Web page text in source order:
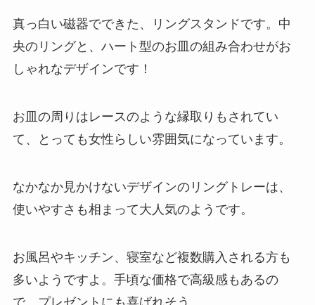
真っ白い磁器でできた、リングスタンドです。中
央のリングと、ハート型のお皿の組み合わせがお
しゃれなデザインです！
お皿の周りはレースのような縁取りもされてい
て、とっても女性らしい雰囲気になっています。
なかなか見かけないデザインのリングトレーは、
使いやすさも相まって大人気のようです。
お風呂やキッチン、寝室など複数購入される方も
多いようですよ。手頃な価格で高級感もあるの
で、プレゼントにも喜ばれそう。